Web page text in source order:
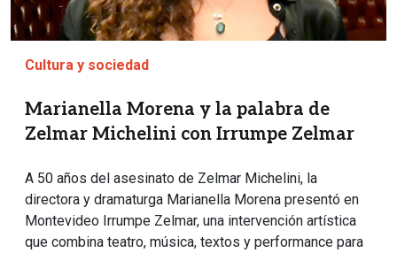
Cultura y sociedad
Marianella Morena y la palabra de
Zelmar Michelini con Irrumpe Zelmar
A 50 años del asesinato de Zelmar Michelini, la
directora y dramaturga Marianella Morena presentó en
Montevideo Irrumpe Zelmar, una intervención artística
que combina teatro, música, textos y performance para